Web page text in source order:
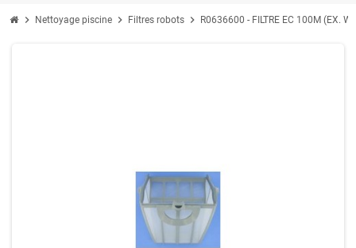
chevron_right Nettoyage piscine chevron_right Filtres robots chevron_right R0636600 - FILTRE EC 100Μ (EX.